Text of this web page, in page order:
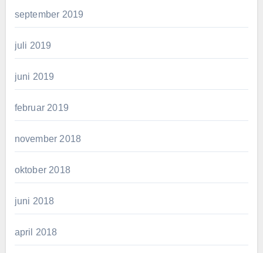
september 2019
juli 2019
juni 2019
februar 2019
november 2018
oktober 2018
juni 2018
april 2018